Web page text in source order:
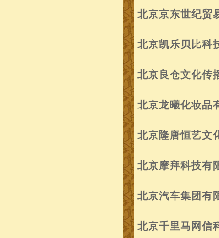
北京京东世纪贸
北京凯乐贝比科
北京良仓文化传
北京龙曦化妆品
北京隆唐恒艺文
北京摩拜科技有
北京汽车集团有
北京千里马网信